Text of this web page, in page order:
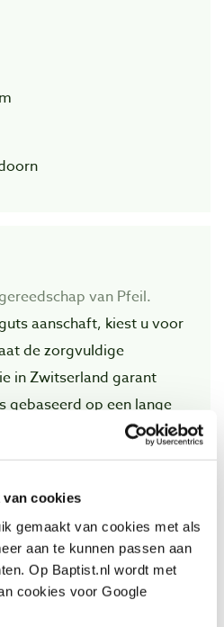
cookies
gemaakt van cookies met als
aan te kunnen passen aan
Op Baptist.nl wordt met
cookies voor Google
van Pfeil.
aanschaft, kiest u voor
de zorgvuIdige
in Zwitserland garant
gebaseerd op een lange
Het bedrijf startte in
professionele